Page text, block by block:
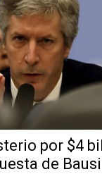
por $4
de